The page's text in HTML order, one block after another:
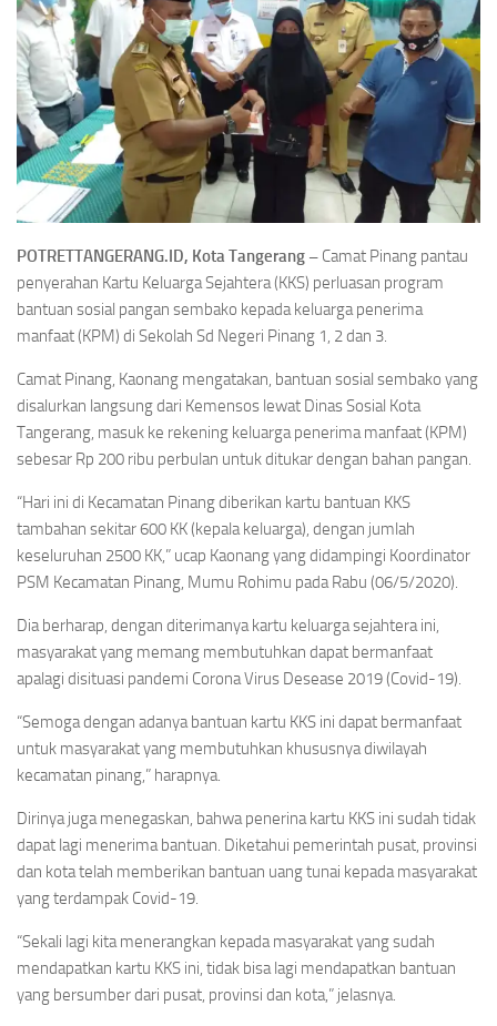
POTRETTANGERANG.ID, Kota Tangerang – Camat Pinang pantau
penyerahan Kartu Keluarga Sejahtera (KKS) perluasan program
bantuan sosial pangan sembako kepada keluarga penerima
manfaat (KPM) di Sekolah Sd Negeri Pinang 1, 2 dan 3.
Camat Pinang, Kaonang mengatakan, bantuan sosial sembako yang
disalurkan langsung dari Kemensos lewat Dinas Sosial Kota
Tangerang, masuk ke rekening keluarga penerima manfaat (KPM)
sebesar Rp 200 ribu perbulan untuk ditukar dengan bahan pangan.
“Hari ini di Kecamatan Pinang diberikan kartu bantuan KKS
tambahan sekitar 600 KK (kepala keluarga), dengan jumlah
keseluruhan 2500 KK,” ucap Kaonang yang didampingi Koordinator
PSM Kecamatan Pinang, Mumu Rohimu pada Rabu (06/5/2020).
Dia berharap, dengan diterimanya kartu keluarga sejahtera ini,
masyarakat yang memang membutuhkan dapat bermanfaat
apalagi disituasi pandemi Corona Virus Desease 2019 (Covid-19).
“Semoga dengan adanya bantuan kartu KKS ini dapat bermanfaat
untuk masyarakat yang membutuhkan khususnya diwilayah
kecamatan pinang,” harapnya.
Dirinya juga menegaskan, bahwa penerina kartu KKS ini sudah tidak
dapat lagi menerima bantuan. Diketahui pemerintah pusat, provinsi
dan kota telah memberikan bantuan uang tunai kepada masyarakat
yang terdampak Covid-19.
“Sekali lagi kita menerangkan kepada masyarakat yang sudah
mendapatkan kartu KKS ini, tidak bisa lagi mendapatkan bantuan
yang bersumber dari pusat, provinsi dan kota,” jelasnya.